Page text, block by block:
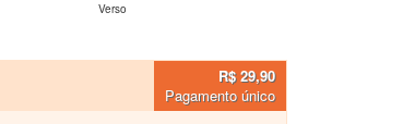
Verso
R$ 29,90
Pagamento único